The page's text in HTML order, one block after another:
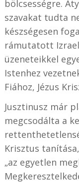
bölcsességre.
szavakat tudta
készségesen
rámutatott
üzeneteikkel
Istenhez
Fiához, Jézus
Jusztinusz már
megcsodálta a
Krisztus
„az egyetlen